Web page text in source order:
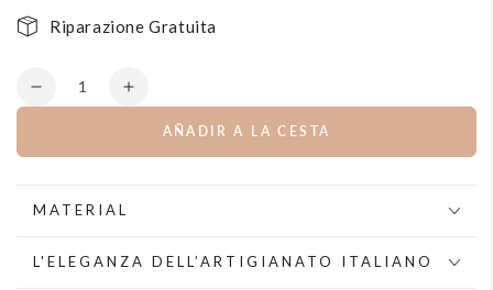
Riparazione Gratuita
Cantidad
Disminuye
de
con
aumentar
cantidad
con
AÑADIR A LA CESTA
MATERIAL
L'ELEGANZA DELL’ARTIGIANATO ITALIANO